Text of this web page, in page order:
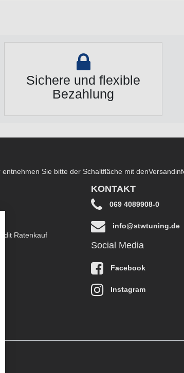
Sichere und flexible
Bezahlung
Sie bitte der Schaltfläche mit den
Ratenkauf
KONTAKT
069 4089908-0
info@stwtuning.de
Social Media
Facebook
Instagram